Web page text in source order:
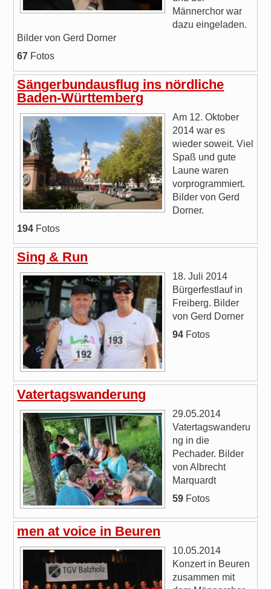
Männerchor war
dazu eingeladen.
Bilder von Gerd Dorner
67 Fotos
Sängerbundausflug ins nördliche
Baden-Württemberg
Am 12. Oktober
2014 war es
wieder soweit. Viel
Spaß und gute
Laune waren
vorprogrammiert.
Bilder von Gerd
Dorner.
194 Fotos
Sing & Run
18. Juli 2014
Bürgerfestlauf in
Freiberg. Bilder
von Gerd Dorner
94 Fotos
Vatertagswanderung
29.05.2014
Vatertagswanderu
ng in die
Pechader. Bilder
von Albrecht
Marquardt
59 Fotos
men at voice in Beuren
10.05.2014
Konzert in Beuren
zusammen mit